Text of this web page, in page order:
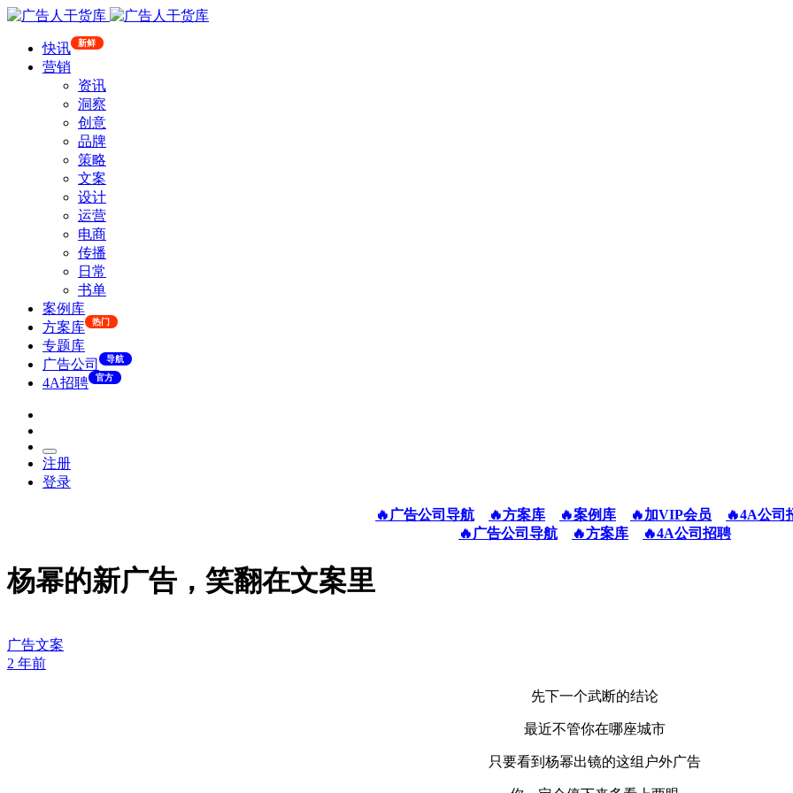
快讯 新鲜
营销
资讯
洞察
创意
品牌
策略
文案
设计
运营
电商
传播
日常
书单
案例库
方案库
热门
专题库
广告公司
导航
4A招聘 官方
注册
登录
🔥广告公司导航 🔥方案库 🔥案例库 🔥加VIP会员
🔥4A公司
🔥广告公司导航
🔥方案库 🔥4A公司招聘
杨幂的新广告，笑翻在文案里
广告文案
2 年前
先下一个武断的结论
最近不管你在哪座城市
只要看到杨幂出镜的这组户外广告